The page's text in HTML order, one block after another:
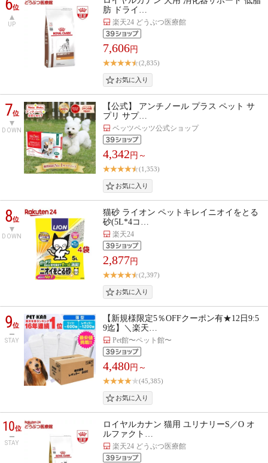
6位
UP
肪 ドライ…
楽天24 どうぶつ医療館
7,606円
(2,835)
7位
DOWN
【公式】 アンチノール プラス ペット サ
プリ サプ…
ベッツペッツ公式ショップ
4,342 円～
(1,353)
8位
DOWN
猫砂 ライオン ペットキレイニオイをとる
砂(5L*4コ…
楽天24
2,877円
(2,397)
9位
STAY
【新規様限定5％OFFクーポン有★12日9:5
9迄】＼楽天…
Pet館〜ペット館〜
4,480円～
(45,385)
10位
STAY
ロイヤルカナン 猫用 ユリナリーS／O オ
ルファクト…
楽天24 どうぶつ医療館